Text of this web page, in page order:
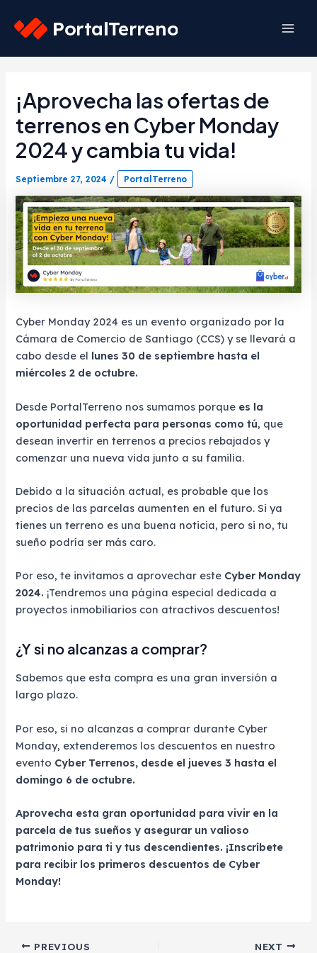
content
¡Aprovecha las ofertas de
terrenos en Cyber Monday
2024 y cambia tu vida!
Septiembre 27, 2024 / PortalTerreno
Cyber Monday 2024 es un evento organizado por la
Cámara de Comercio de Santiago (CCS) y se llevará a
cabo desde el lunes 30 de septiembre hasta el
miércoles 2 de octubre.
Desde PortalTerreno nos sumamos porque es la
oportunidad perfecta para personas como tú, que
desean invertir en terrenos a precios rebajados y
comenzar una nueva vida junto a su familia.
Debido a la situación actual, es probable que los
precios de las parcelas aumenten en el futuro. Si ya
tienes un terreno es una buena noticia, pero si no, tu
sueño podría ser más caro.
Por eso, te invitamos a aprovechar este Cyber Monday
2024. ¡Tendremos una página especial dedicada a
proyectos inmobiliarios con atractivos descuentos!
¿Y si no alcanzas a comprar?
Sabemos que esta compra es una gran inversión a
largo plazo.
Por eso, si no alcanzas a comprar durante Cyber
Monday, extenderemos los descuentos en nuestro
evento Cyber Terrenos, desde el jueves 3 hasta el
domingo 6 de octubre.
Aprovecha esta gran oportunidad para vivir en la
parcela de tus sueños y asegurar un valioso
patrimonio para ti y tus descendientes. ¡Inscríbete
para recibir los primeros descuentos de Cyber
Monday!
Post PREVIOUS NEXT